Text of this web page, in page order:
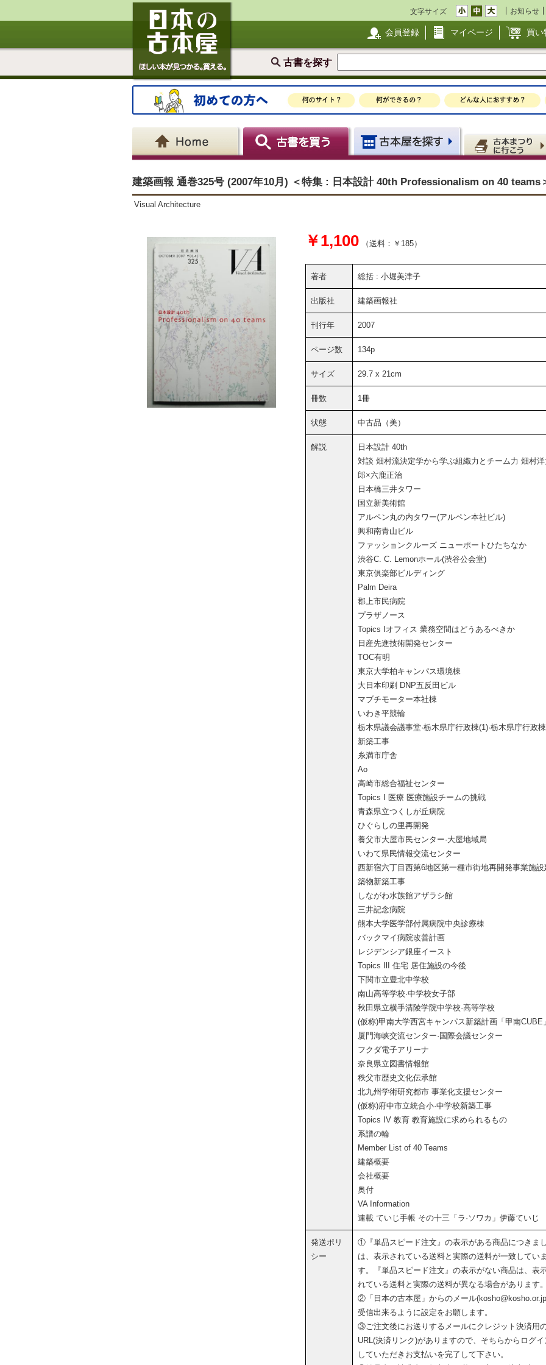
文字サイズ お知らせ
会員登録 マイページ 買い
古書を探す
建築画報 通巻325号 (2007年10月) ＜特集 : 日本設計 40th Professionalism on 40 teams
Visual Architecture
￥1,100 （送料：￥185）
著者 総括 : 小堀美津子
出版社 建築画報社
刊行年 2007
ページ数 134p
サイズ 29.7 x 21cm
冊数 1冊
状態 中古品（美）
解説
日本設計 40th
対談 畑村流決定学から学ぶ組織力とチーム力 畑村
郎×六鹿正治
日本橋三井タワー
国立新美術館
アルペン丸の内タワー(アルペン本社ビル)
興和南青山ビル
ファッションクルーズ ニューポートひたちなか
渋谷C. C. Lemonホール(渋谷公会堂)
東京俱楽部ビルディング
Palm Deira
郡上市民病院
プラザノース
Topics Iオフィス 業務空間はどうあるべきか
日産先進技術開発センター
TOC有明
東京大学柏キャンパス環境棟
大日本印刷 DNP五反田ビル
マブチモーター本社棟
いわき平競輪
栃木県議会議事堂·栃木県庁行政棟(1)·栃木県庁行政
新築工事
糸満市庁舎
Ao
高崎市総合福祉センター
Topics I 医療 医療施設チームの挑戦
青森県立つくしが丘病院
ひぐらしの里再開発
養父市大屋市民センター·大屋地域局
いわて県民情報交流センター
西新宿六丁目西第6地区第一種市街地再開発事業施設
築物新築工事
しながわ水族館アザラシ館
三井記念病院
熊本大学医学部付属病院中央診療棟
バックマイ病院改善計画
レジデンシア銀座イースト
Topics IlI 住宅 居住施設の今後
下関市立豊北中学校
南山高等学校·中学校女子部
秋田県立横手清陵学院中学校·高等学校
(仮称)甲南大学西宮キャンパス新築計画「甲南CUBE
厦門海峡交流センター·国際会議センター
フクダ電子アリーナ
奈良県立図書情報館
秩父市歴史文化伝承館
北九州学術研究都市 事業化支援センター
(仮称)府中市立統合小·中学校新築工事
Topics IV 教育 教育施設に求められるもの
系譜の輪
Member List of 40 Teams
建築概要
会社概要
奥付
VA Information
連載 ていじ手帳 その十三「ラ·ソワカ」伊藤ていじ
発送ポリ
シー
①『単品スピード注文』の表示がある商品につきま
は、表示されている送料と実際の送料が一致してい
す。『単品スピード注文』の表示がない商品は、表
れている送料と実際の送料が異なる場合があります
②「日本の古本屋」からのメール
受信出来るように設定をお願します。
③ご注文後にお送りするメールにクレジット決済用
URL(決済リンク)がありますので、そちらからログイ
していただきお支払いを完了して下さい。